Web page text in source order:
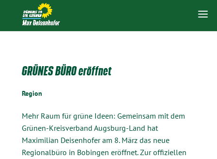
GRÜNES BÜRO eröffnet
Region
Mehr Raum für grüne Ideen: Gemeinsam mit dem
Grünen-Kreisverband Augsburg-Land hat
Maximilian Deisenhofer am 8. März das neue
Regionalbüro in Bobingen eröffnet. Zur offiziellen